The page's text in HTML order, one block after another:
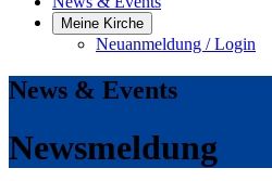
Meine Kirche
Neuanmeldung / Login
News & Events
Newsmeldung